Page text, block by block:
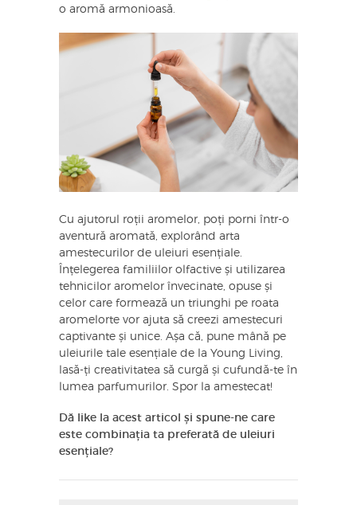
o aromă armonioasă.
Cu ajutorul roții aromelor, poți porni într-o
aventură aromată, explorând arta
amestecurilor de uleiuri esențiale.
Înțelegerea familiilor olfactive și utilizarea
tehnicilor aromelor învecinate, opuse și
celor care formează un triunghi pe roata
aromelorte vor ajuta să creezi amestecuri
captivante și unice. Așa că, pune mână pe
uleiurile tale esențiale de la Young Living,
lasă-ți creativitatea să curgă și cufundă-te în
lumea parfumurilor. Spor la amestecat!
Dă like la acest articol și spune-ne care
este combinația ta preferată de uleiuri
esențiale?